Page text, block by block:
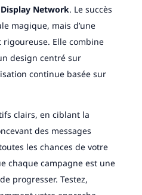
Network. Le succès
magique, mais d’une
Elle combine
design centré sur
continue basée sur
clairs, en ciblant la
des messages
les chances de votre
chaque campagne est une
progresser. Testez,